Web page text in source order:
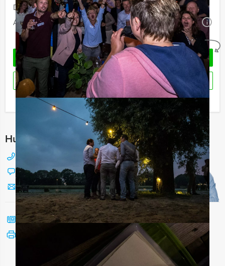
Duur:
3 uur en 30 minuten
Aantal:
Minimaal 12 personen i
Geheel vrijblijvend
OFFERTE AANVRAGEN
RESERVEREN
Ik heb een vraag over dit uitje
Hulp nodig bij het kiezen?
Chat met Jeroen
Stuur ons een mailtje
Bel mij terug
Bekijk printbare versie